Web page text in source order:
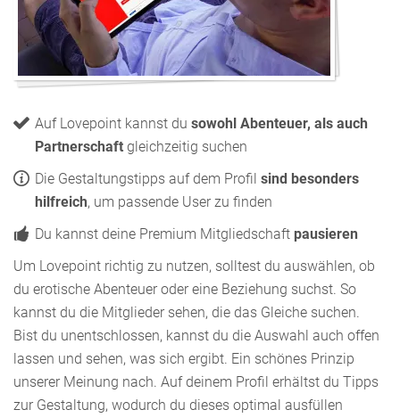
Auf Lovepoint kannst du sowohl Abenteuer, als auch
Partnerschaft gleichzeitig suchen
Die Gestaltungstipps auf dem Profil sind besonders
hilfreich, um passende User zu finden
Du kannst deine Premium Mitgliedschaft pausieren
Um Lovepoint richtig zu nutzen, solltest du auswählen, ob
du erotische Abenteuer oder eine Beziehung suchst. So
kannst du die Mitglieder sehen, die das Gleiche suchen.
Bist du unentschlossen, kannst du die Auswahl auch offen
lassen und sehen, was sich ergibt. Ein schönes Prinzip
unserer Meinung nach. Auf deinem Profil erhältst du Tipps
zur Gestaltung, wodurch du dieses optimal ausfüllen